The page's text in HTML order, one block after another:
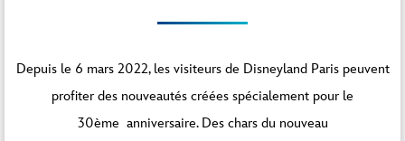
Depuis le 6 mars 2022, les visiteurs de Disneyland Paris peuvent
profiter des nouveautés créées spécialement pour le
30ème anniversaire. Des chars du nouveau